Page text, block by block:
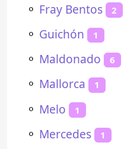
⚬ Fray Bentos 2
⚬ Guichón 1
⚬ Maldonado 6
⚬ Mallorca 1
⚬ Melo 1
⚬ Mercedes 1